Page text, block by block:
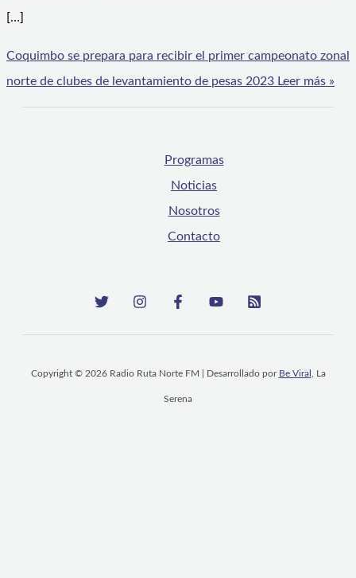
[…]
Coquimbo se prepara para recibir el primer campeonato zonal
norte de clubes de levantamiento de pesas 2023 Leer más »
Programas
Noticias
Nosotros
Contacto
Copyright © 2026 Radio Ruta Norte FM | Desarrollado por Be Viral , La
Serena